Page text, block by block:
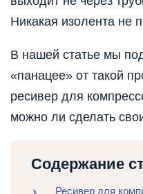
Никакая изолента не
В нашей статье мы
«панацее» от такой
ресивер для
можно ли сделать
Содержание
Ресивер для